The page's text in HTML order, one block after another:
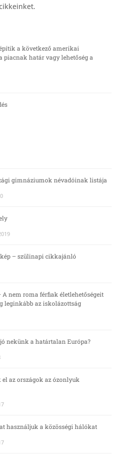
a következő amerikai
piacnak határ vagy lehetőség a
gimnáziumok névadóinak listája
– szülinapi cikkajánló
A nem roma férfiak életlehetőségeit
leginkább az iskolázottság
nekünk a határtalan Európa?
el az országok az ózonlyuk
használjuk a közösségi hálókat